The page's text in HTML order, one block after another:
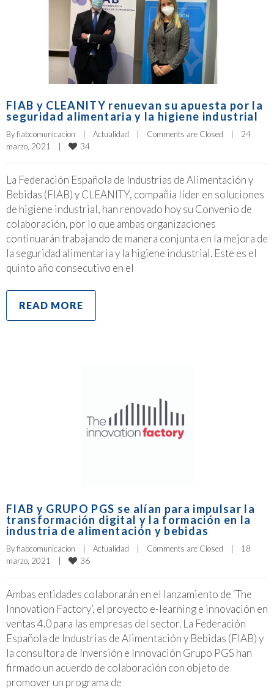
FIAB y CLEANITY renuevan su apuesta por la
seguridad alimentaria y la higiene industrial
By fiabcomunicacion Actualidad Comments are Closed
24
marzo, 2021
34
La Federación Española de Industrias de Alimentación y
Bebidas (FIAB) y CLEANITY, compañía líder en soluciones
de higiene industrial, han renovado hoy su Convenio de
colaboración, por lo que ambas organizaciones
continuarán trabajando de manera conjunta en la mejora de
la seguridad alimentaria y la higiene industrial. Este es el
quinto año consecutivo en el
READ MORE
FIAB y GRUPO PGS se alían para impulsar la
transformación digital y la formación en la
industria de alimentación y bebidas
By fiabcomunicacion Actualidad Comments are Closed
18
marzo, 2021
36
Ambas entidades colaborarán en el lanzamiento de ‘The
Innovation Factory’, el proyecto e-learning e innovación en
ventas 4.0 para las empresas del sector. La Federación
Española de Industrias de Alimentación y Bebidas (FIAB) y
la consultora de Inversión e Innovación Grupo PGS han
firmado un acuerdo de colaboración con objeto de
promover un programa de